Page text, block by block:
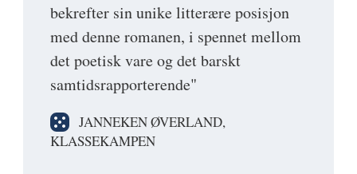
bekrefter sin unike litterære posisjon
med denne romanen, i spennet mellom
det poetisk vare og det barskt
samtidsrapporterende"
JANNEKEN ØVERLAND,
KLASSEKAMPEN